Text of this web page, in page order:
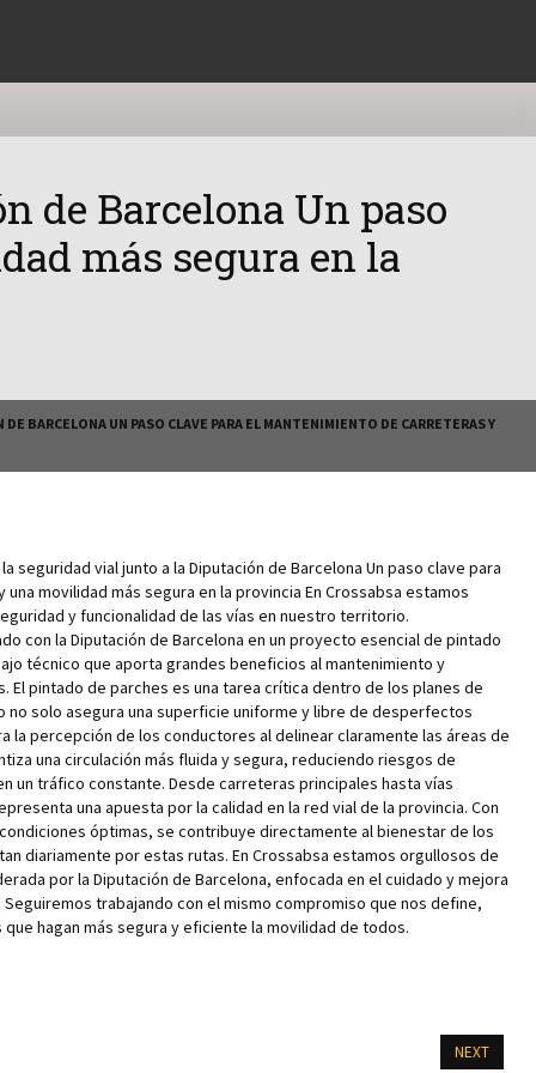
de Barcelona Un paso
más segura en la
BARCELONA UN PASO CLAVE PARA EL MANTENIMIENTO DE CARRETERAS Y
seguridad vial junto a la Diputación de Barcelona Un paso clave para
movilidad más segura en la provincia En Crossabsa estamos
y funcionalidad de las vías en nuestro territorio.
con la Diputación de Barcelona en un proyecto esencial de pintado
técnico que aporta grandes beneficios al mantenimiento y
El pintado de parches es una tarea crítica dentro de los planes de
no solo asegura una superficie uniforme y libre de desperfectos
la percepción de los conductores al delinear claramente las áreas de
una circulación más fluida y segura, reduciendo riesgos de
un tráfico constante. Desde carreteras principales hasta vías
una apuesta por la calidad en la red vial de la provincia. Con
óptimas, se contribuye directamente al bienestar de los
diariamente por estas rutas. En Crossabsa estamos orgullosos de
por la Diputación de Barcelona, enfocada en el cuidado y mejora
trabajando con el mismo compromiso que nos define,
hagan más segura y eficiente la movilidad de todos.
NEXT